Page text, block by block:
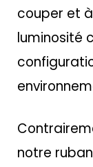
couper et
luminosité
notre